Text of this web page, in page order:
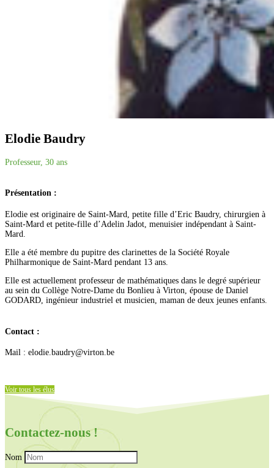
Elodie Baudry
Professeur, 30 ans
Présentation :
Elodie est originaire de Saint-Mard, petite fille d’Eric Baudry, chirurgien à
Saint-Mard et petite-fille d’Adelin Jadot, menuisier indépendant à Saint-
Mard.
Elle a été membre du pupitre des clarinettes de la Société Royale
Philharmonique de Saint-Mard pendant 13 ans.
Elle est actuellement professeur de mathématiques dans le degré supérieur
au sein du Collège Notre-Dame du Bonlieu à Virton, épouse de Daniel
GODARD, ingénieur industriel et musicien, maman de deux jeunes enfants.
Contact :
Mail : elodie.baudry@virton.be
Voir tous les élus
Contactez-nous !
Nom